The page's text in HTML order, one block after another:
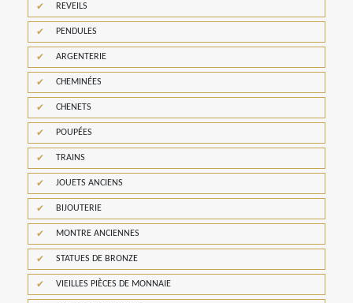
REVEILS
PENDULES
ARGENTERIE
CHEMINÉES
CHENETS
POUPÉES
TRAINS
JOUETS ANCIENS
BIJOUTERIE
MONTRE ANCIENNES
STATUES DE BRONZE
VIEILLES PIÈCES DE MONNAIE